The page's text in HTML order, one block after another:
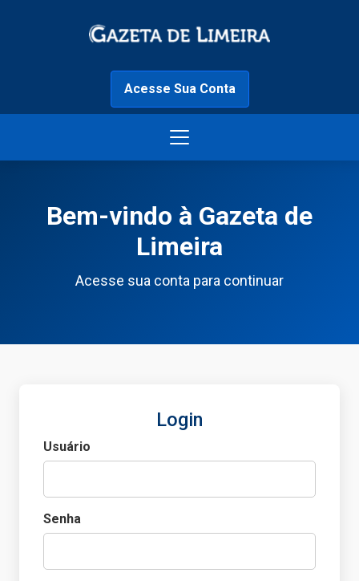
Acesse Sua Conta
Bem-vindo à Gazeta de
Limeira
Acesse sua conta para continuar
Login
Usuário
Senha